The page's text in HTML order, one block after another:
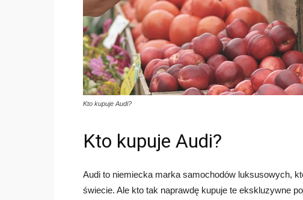
Kto kupuje Audi?
Kto kupuje Audi?
Audi to niemiecka marka samochodów luksusowych,
świecie. Ale kto tak naprawdę kupuje te ekskluzywne